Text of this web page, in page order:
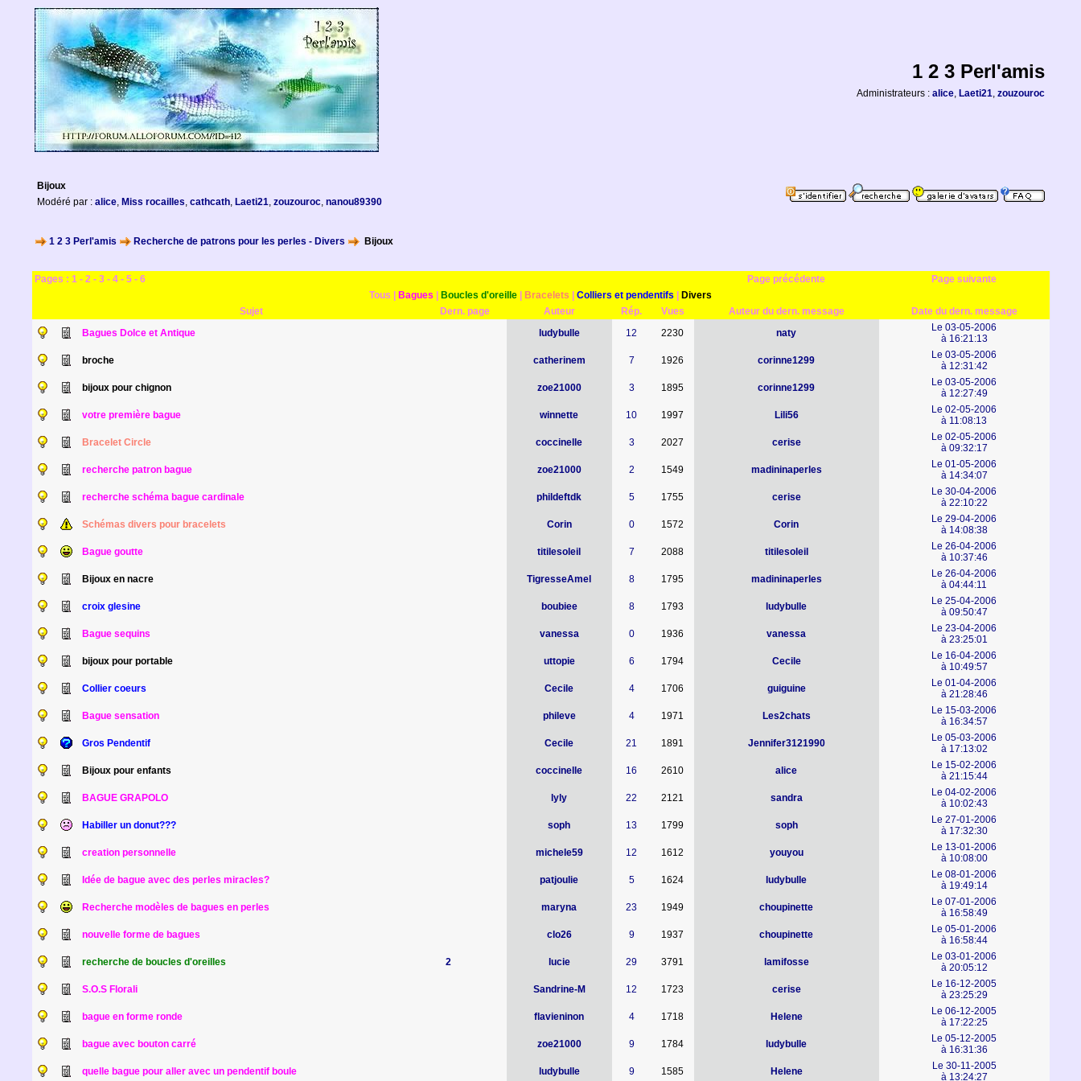
1 2 3 Perl'amis
Administrateurs : alice, Laeti21, zouzouroc
Bijoux
Modéré par : alice, Miss rocailles, cathcath, Laeti21, zouzouroc, nanou89390
1 2 3 Perl'amis Recherche de patrons pour les perles - Divers Bijoux
Pages : 1- 2- 3- 4- 5- 6 Page précédente
Page suivante
Tous
Bagues Boucles d'oreille Bracelets Colliers et pendentifs
Divers
Sujet
Dern. page Auteur Rép. Vues Auteur du dern. message
Date du dern. message
Bagues Dolce et Antique
ludybulle 12 2230 naty
Le 03-05-2006
à 16:21:13
broche
catherinem 7 1926 corinne1299
Le 03-05-2006
à 12:31:42
bijoux pour chignon
zoe21000 3 1895 corinne1299
Le 03-05-2006
à 12:27:49
votre première bague
winnette 10 1997 Lili56
Le 02-05-2006
à 11:08:13
Bracelet Circle
coccinelle 3 2027 cerise
Le 02-05-2006
à 09:32:17
recherche patron bague
zoe21000 2 1549 madininaperles
Le 01-05-2006
à 14:34:07
recherche schéma bague cardinale
phildeftdk 5 1755 cerise
Le 30-04-2006
à 22:10:22
Schémas divers pour bracelets
Corin 0 1572 Corin
Le 29-04-2006
à 14:08:38
Bague goutte
titilesoleil 7 2088 titilesoleil
Le 26-04-2006
à 10:37:46
Bijoux en nacre
TigresseAmel 8 1795 madininaperles
Le 26-04-2006
à 04:44:11
croix glesine
boubiee 8 1793 ludybulle
Le 25-04-2006
à 09:50:47
Bague sequins
vanessa 0 1936 vanessa
Le 23-04-2006
à 23:25:01
bijoux pour portable
uttopie 6 1794 Cecile
Le 16-04-2006
à 10:49:57
Collier coeurs
Cecile 4 1706 guiguine
Le 01-04-2006
à 21:28:46
Bague sensation
phileve 4 1971 Les2chats
Le 15-03-2006
à 16:34:57
Gros Pendentif
Cecile 21 1891 Jennifer3121990
Le 05-03-2006
à 17:13:02
Bijoux pour enfants
coccinelle 16 2610 alice
Le 15-02-2006
à 21:15:44
BAGUE GRAPOLO
lyly 22 2121 sandra
Le 04-02-2006
à 10:02:43
Habiller un donut???
soph 13 1799 soph
Le 27-01-2006
à 17:32:30
creation personnelle
michele59 12 1612 youyou
Le 13-01-2006
à 10:08:00
Idée de bague avec des perles miracles?
patjoulie 5 1624 ludybulle
Le 08-01-2006
à 19:49:14
Recherche modèles de bagues en perles
maryna 23 1949 choupinette
Le 07-01-2006
à 16:58:49
nouvelle forme de bagues
clo26 9 1937 choupinette
Le 05-01-2006
à 16:58:44
recherche de boucles d'oreilles
2 lucie 29 3791 lamifosse
Le 03-01-2006
à 20:05:12
S.O.S Florali
Sandrine-M 12 1723 cerise
Le 16-12-2005
à 23:25:29
bague en forme ronde
flavieninon 4 1718 Helene
Le 06-12-2005
à 17:22:25
bague avec bouton carré
zoe21000 9 1784 ludybulle
Le 05-12-2005
à 16:31:36
quelle bague pour aller avec un pendentif boule
ludybulle 9 1585 Helene
Le 30-11-2005
à 13:24:27